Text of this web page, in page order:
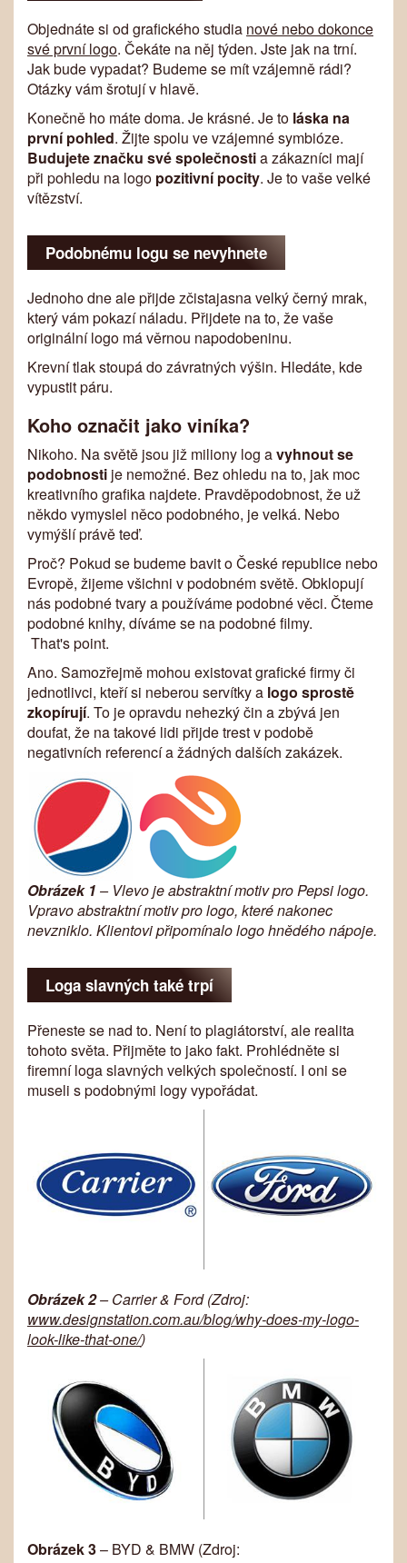
Objednáte si od grafického studia nové nebo dokonce
své první logo. Čekáte na něj týden. Jste jak na trní.
Jak bude vypadat? Budeme se mít vzájemně rádi?
Otázky vám šrotují v hlavě.
Konečně ho máte doma. Je krásné. Je to láska na
první pohled. Žijte spolu ve vzájemné symbióze.
Budujete značku své společnostia zákazníci mají
při pohledu na logo pozitivní pocity. Je to vaše velké
vítězství.
Podobnému logu se nevyhnete
Jednoho dne ale přijde zčistajasna velký černý mrak,
který vám pokazí náladu. Přijdete na to, že vaše
originální logo má věrnou napodobeninu.
Krevní tlak stoupá do závratných výšin. Hledáte, kde
vypustit páru.
Koho označit jako viníka?
Nikoho. Na světě jsou již miliony log avyhnout se
podobnosti je nemožné. Bez ohledu na to, jak moc
kreativního grafika najdete. Pravděpodobnost, že už
někdo vymyslel něco podobného, je velká. Nebo
vymýšlí právě teď.
Proč? Pokud se budeme bavit o České republice nebo
Evropě, žijeme všichni v podobném světě. Obklopují
nás podobné tvary a používáme podobné věci. Čteme
podobné knihy, díváme se na podobné filmy.
That's point.
Ano. Samozřejmě mohou existovat grafické firmy či
jednotlivci, kteří si neberou servítky a logo sprostě
zkopírují. To je opravdu nehezký čin a zbývá jen
doufat, že na takové lidi přijde trest v podobě
negativních referencí a žádných dalších zakázek.
Obrázek 1 – Vlevo je abstraktní motiv pro Pepsi logo.
Vpravo abstraktní motiv pro logo, které nakonec
nevzniklo. Klientovi připomínalo logo hnědého nápoje.
Loga slavných také trpí
Přeneste se nad to. Není to plagiátorství, ale realita
tohoto světa. Přijměte to jako fakt. Prohlédněte si
firemní loga slavných velkých společností. I oni se
museli s podobnými logy vypořádat.
Obrázek 2– Carrier & Ford (Zdroj:
www.designstation.com.au/blog/why-does-my-logo-
look-like-that-one/)
Obrázek 3– BYD & BMW (Zdroj: